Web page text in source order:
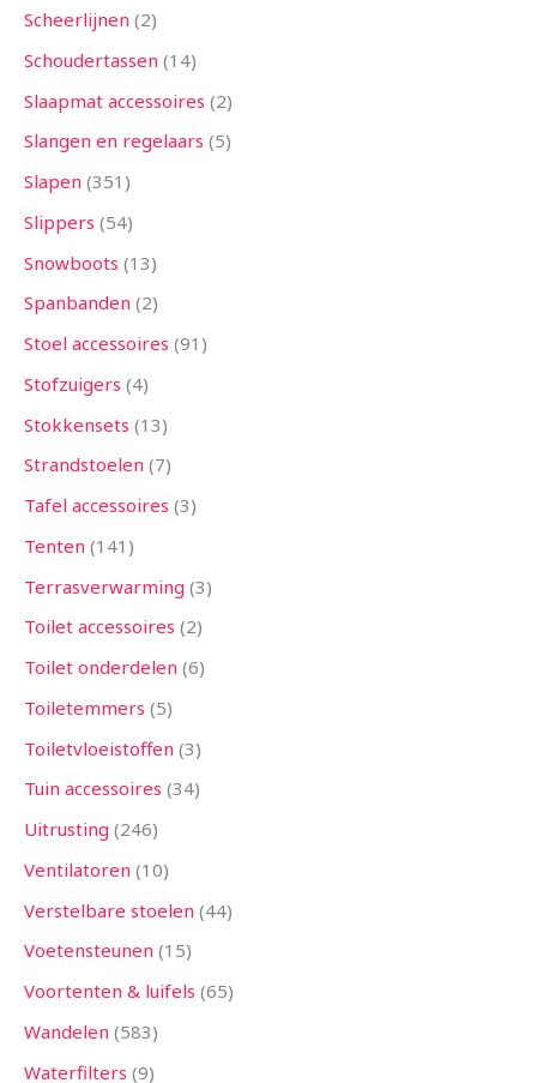
Scheerlijnen 2
Schoudertassen 14
Slaapmat accessoires 2
Slangen en regelaars 5
Slapen 351
Slippers 54
Snowboots 13
Spanbanden 2
Stoel accessoires 91
Stofzuigers 4
Stokkensets 13
Strandstoelen 7
Tafel accessoires 3
Tenten 141
Terrasverwarming 3
Toilet accessoires 2
Toilet onderdelen 6
Toiletemmers 5
Toiletvloeistoffen 3
Tuin accessoires 34
Uitrusting 246
Ventilatoren 10
Verstelbare stoelen 44
Voetensteunen 15
Voortenten & luifels 65
Wandelen 583
Waterfilters 9